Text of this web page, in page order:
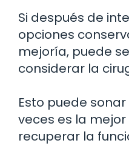
Si después de
opciones
mejoría, puede
considerar la
Esto puede
veces es la
recuperar la